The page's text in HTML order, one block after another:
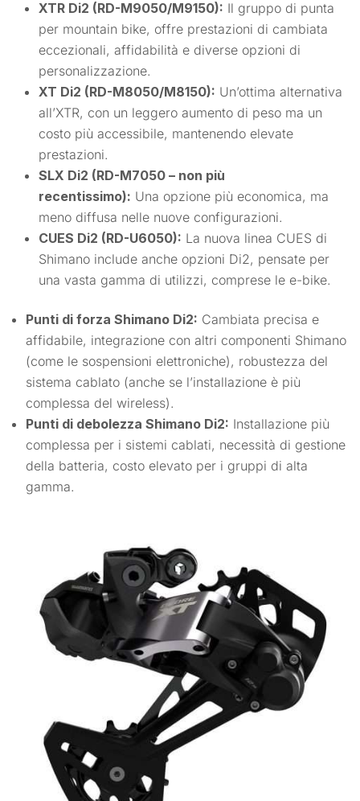
XTR Di2 (RD-M9050/M9150): Il gruppo di punta
per mountain bike, offre prestazioni di cambiata
eccezionali, affidabilità e diverse opzioni di
personalizzazione.
XT Di2 (RD-M8050/M8150): Un’ottima alternativa
all’XTR, con un leggero aumento di peso ma un
costo più accessibile, mantenendo elevate
prestazioni.
SLX Di2 (RD-M7050 – non più
recentissimo): Una opzione più economica, ma
meno diffusa nelle nuove configurazioni.
CUES Di2 (RD-U6050): La nuova linea CUES di
Shimano include anche opzioni Di2, pensate per
una vasta gamma di utilizzi, comprese le e-bike.
Punti di forza Shimano Di2: Cambiata precisa e
affidabile, integrazione con altri componenti Shimano
(come le sospensioni elettroniche), robustezza del
sistema cablato (anche se l’installazione è più
complessa del wireless).
Punti di debolezza Shimano Di2: Installazione più
complessa per i sistemi cablati, necessità di gestione
della batteria, costo elevato per i gruppi di alta
gamma.